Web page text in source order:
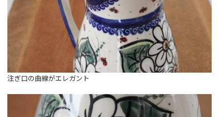
注ぎ口の曲線がエレガント